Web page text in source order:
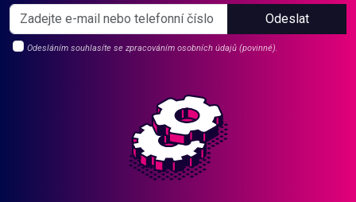
Odeslat
Odesláním souhlasíte se zpracováním osobních údajů (povinné).